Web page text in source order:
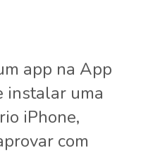
app na App
instalar uma
iPhone,
com